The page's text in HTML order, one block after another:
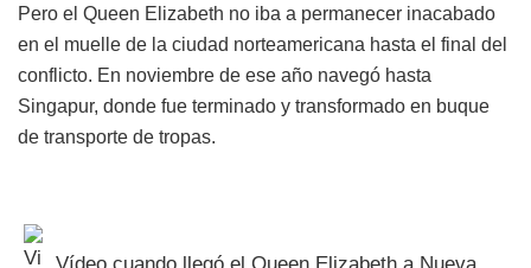
Pero el Queen Elizabeth no iba a permanecer inacabado
en el muelle de la ciudad norteamericana hasta el final del
conflicto. En noviembre de ese año navegó hasta
Singapur, donde fue terminado y transformado en buque
de transporte de tropas.